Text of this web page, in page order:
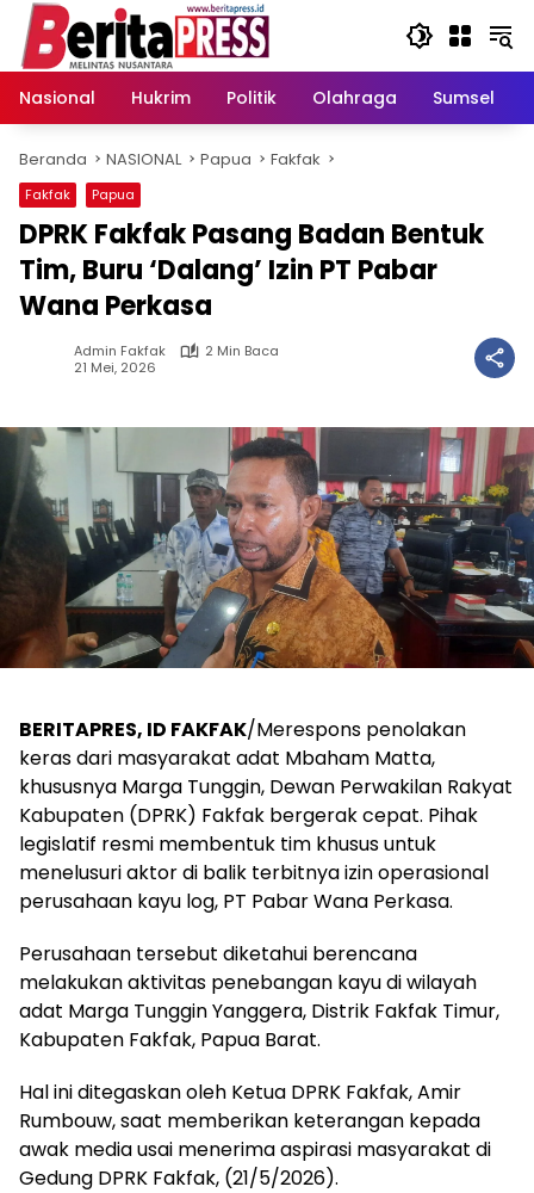
Langsung
konten
Nasional
Hukrim Politik Olahraga Sumsel
Beranda NASIONAL Papua Fakfak
Fakfak Papua
DPRK Fakfak Pasang Badan Bentuk
Tim, Buru ‘Dalang’ Izin PT Pabar
Wana Perkasa
Admin Fakfak
2 Min Baca
21 Mei, 2026
BERITAPRES, ID FAKFAK/Merespons penolakan
keras dari masyarakat adat Mbaham Matta,
khususnya Marga Tunggin, Dewan Perwakilan Rakyat
Kabupaten (DPRK) Fakfak bergerak cepat. Pihak
legislatif resmi membentuk tim khusus untuk
menelusuri aktor di balik terbitnya izin operasional
perusahaan kayu log, PT Pabar Wana Perkasa.
​Perusahaan tersebut diketahui berencana
melakukan aktivitas penebangan kayu di wilayah
adat Marga Tunggin Yanggera, Distrik Fakfak Timur,
Kabupaten Fakfak, Papua Barat.
​Hal ini ditegaskan oleh Ketua DPRK Fakfak, Amir
Rumbouw, saat memberikan keterangan kepada
awak media usai menerima aspirasi masyarakat di
Gedung DPRK Fakfak, (21/5/2026).